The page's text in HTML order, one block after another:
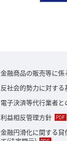
金融商品の販売等に係
反社会的勢力に対する
電子決済等代行業者
利益相反管理方針
金融円滑化に関する